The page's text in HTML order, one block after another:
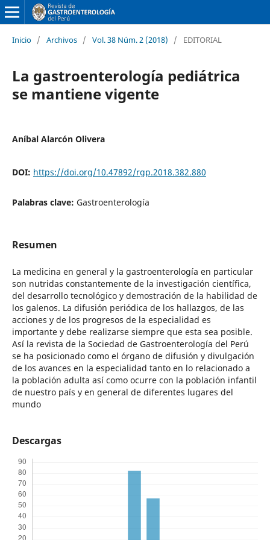
Inicio / Archivos / Vol. 38 Núm. 2 (2018) / EDITORIAL
La gastroenterología pediátrica
se mantiene vigente
Aníbal Alarcón Olivera
DOI: https://doi.org/10.47892/rgp.2018.382.880
Palabras clave: Gastroenterología
Resumen
La medicina en general y la gastroenterología en particular
son nutridas constantemente de la investigación científica,
del desarrollo tecnológico y demostración de la habilidad de
los galenos. La difusión periódica de los hallazgos, de las
acciones y de los progresos de la especialidad es
importante y debe realizarse siempre que esta sea posible.
Así la revista de la Sociedad de Gastroenterología del Perú
se ha posicionado como el órgano de difusión y divulgación
de los avances en la especialidad tanto en lo relacionado a
la población adulta así como ocurre con la población infantil
de nuestro país y en general de diferentes lugares del
mundo
Descargas